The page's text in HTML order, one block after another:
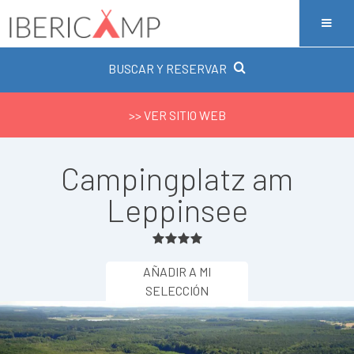
BUSCAR Y RESERVAR
>> VER SITIO WEB
Campingplatz am
Leppinsee
AÑADIR A MI
SELECCIÓN